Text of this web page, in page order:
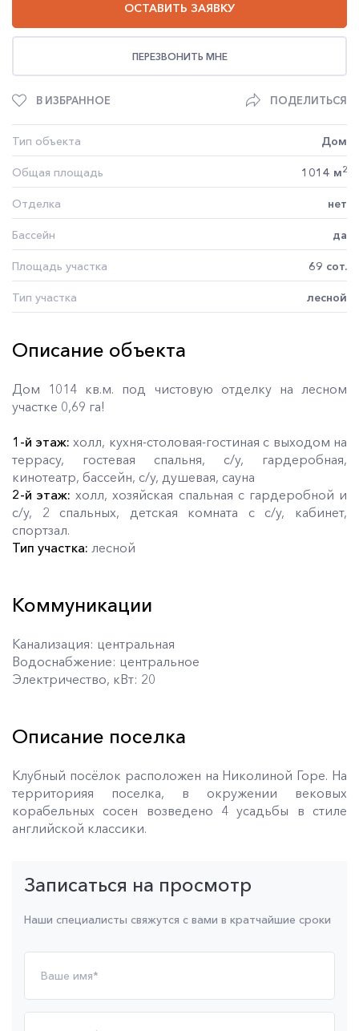
ОСТАВИТЬ ЗАЯВКУ
ПЕРЕЗВОНИТЬ МНЕ
В ИЗБРАННОЕ ПОДЕЛИТЬСЯ
Тип объекта Дом
Общая площадь 1014 м2
Отделка нет
Бассейн да
Площадь участка 69 сот.
Тип участка лесной
Описание объекта
Дом 1014 кв.м. под чистовую отделку на лесном
участке 0,69 га!
1-й этаж: холл, кухня-столовая-гостиная с выходом на
террасу, гостевая спальня, с/у, гардеробная,
кинотеатр, бассейн, с/у, душевая, сауна
2-й этаж: холл, хозяйская спальная с гардеробной и
с/у, 2 спальных, детская комната с с/у, кабинет,
спортзал.
Тип участка: лесной
Коммуникации
Канализация: центральная
Водоснабжение: центральное
Электричество, кВт: 20
Описание поселка
Клубный посёлок расположен на Николиной Горе. На
территорияя поселка, в окружении вековых
корабельных сосен возведено 4 усадьбы в стиле
английской классики.
Записаться на просмотр
Наши специалисты свяжутся с вами в кратчайшие сроки